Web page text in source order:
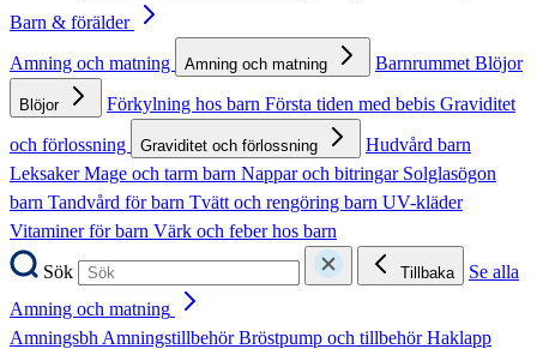
Barn & förälder
Amning och matning
Amning och matning BarnrummetBlöjor
Blöjor Förkylning hos barn Första tiden med bebis Graviditet
och förlossning
Graviditet och förlossning
Hudvård barn
LeksakerMage och tarm barn Nappar och bitringar Solglasögon
barn Tandvård för barn Tvätt och rengöring barn UV-kläder
Vitaminer för barn Värk och feber hos barn
Sök
Tillbaka
Se alla
Amning och matning
AmningsbhAmningstillbehörBröstpump och tillbehörHaklapp